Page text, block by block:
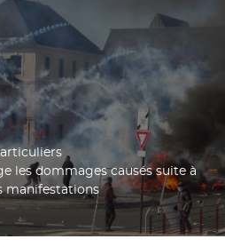
les dommages causés suite à
manifestations